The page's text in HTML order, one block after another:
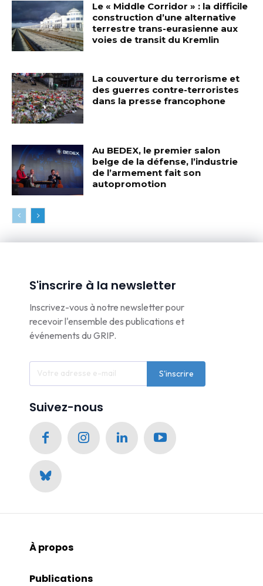
Le « Middle Corridor » : la difficile
construction d’une alternative
terrestre trans-eurasienne aux
voies de transit du Kremlin
La couverture du terrorisme et
des guerres contre-terroristes
dans la presse francophone
Au BEDEX, le premier salon
belge de la défense, l’industrie
de l’armement fait son
autopromotion
S'inscrire à la newsletter
Inscrivez-vous à notre newsletter pour
recevoir l'ensemble des publications et
événements du GRIP.
S'inscrire
Suivez-nous
À propos
Publications